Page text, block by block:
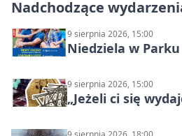
Nadchodzące
9 sierpnia 2026, 15:00
Niedziela w
9 sierpnia 2026, 15:00
„Jeżeli ci się